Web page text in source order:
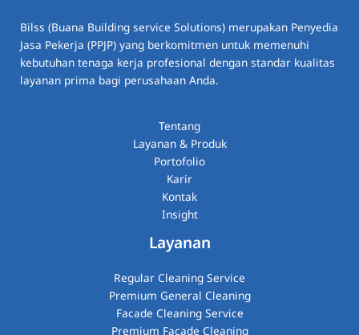
Bilss (Buana Building service Solutions) merupakan Penyedia
Jasa Pekerja (PPJP) yang berkomitmen untuk memenuhi
kebutuhan tenaga kerja profesional dengan standar kualitas
layanan prima bagi perusahaan Anda.
Tentang
Layanan & Produk
Portofolio
Karir
Kontak
Insight
Layanan
Regular Cleaning Service
Premium General Cleaning
Facade Cleaning Service
Premium Facade Cleaning